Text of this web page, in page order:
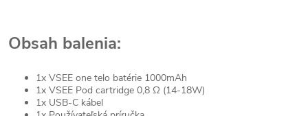
Obsah balenia:
1x VSEE one telo batérie 1000mAh
1x VSEE Pod cartridge 0,8 Ω (14-18W)
1x USB-C kábel